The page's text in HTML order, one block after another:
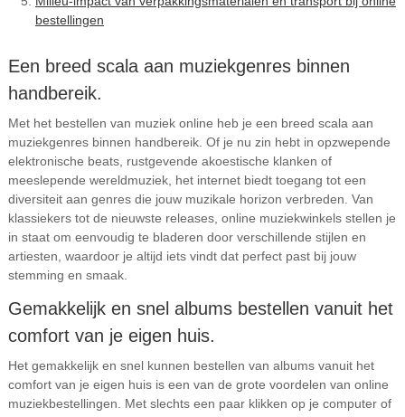
bestellingen
Een breed scala aan muziekgenres binnen
handbereik.
Met het bestellen van muziek online heb je een breed scala aan
muziekgenres binnen handbereik. Of je nu zin hebt in opzwepende
elektronische beats, rustgevende akoestische klanken of
meeslepende wereldmuziek, het internet biedt toegang tot een
diversiteit aan genres die jouw muzikale horizon verbreden. Van
klassiekers tot de nieuwste releases, online muziekwinkels stellen je
in staat om eenvoudig te bladeren door verschillende stijlen en
artiesten, waardoor je altijd iets vindt dat perfect past bij jouw
stemming en smaak.
Gemakkelijk en snel albums bestellen vanuit het
comfort van je eigen huis.
Het gemakkelijk en snel kunnen bestellen van albums vanuit het
comfort van je eigen huis is een van de grote voordelen van online
muziekbestellingen. Met slechts een paar klikken op je computer of